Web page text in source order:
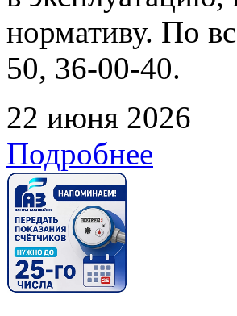
нормативу. По
50, 36-00-40.
22 июня 2026
Подробнее